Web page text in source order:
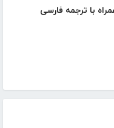
با ترجمه فارسی